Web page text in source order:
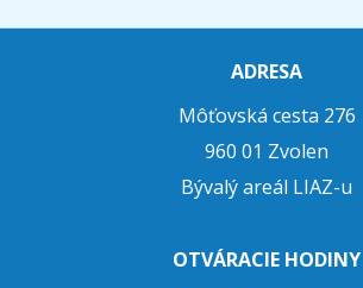
ADRESA
Môťovská cesta 276
960 01 Zvolen
Bývalý areál LIAZ-u
OTVÁRACIE HODINY